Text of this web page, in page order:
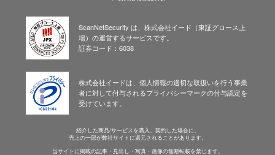
ScanNetSecurity は、株式会社イード（東証グロース上
場）の運営するサービスです。
証券コード：6038
株式会社イードは、個人情報の適切な取扱いを行う事業
者に対して付与されるプライバシーマークの付与認定を
受けています。
紹介した商品/サービスを購入、契約した場合に、
売上の一部が弊社サイトに還元されることがあります。
当サイトに掲載の記事・見出し・写真・画像の無断転載を禁じます。